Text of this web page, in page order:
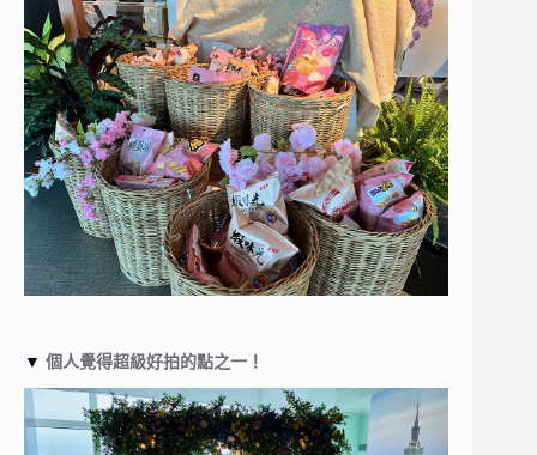
▼ 個人覺得超級好拍的點之一！